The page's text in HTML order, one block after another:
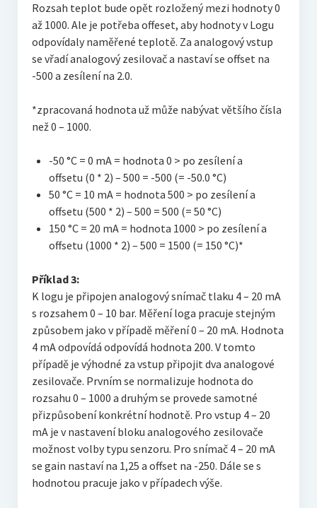
Rozsah teplot bude opět rozložený mezi hodnoty 0
až 1000. Ale je potřeba offeset, aby hodnoty v Logu
odpovídaly naměřené teplotě. Za analogový vstup
se vřadí analogový zesilovač a nastaví se offset na
-500 a zesílení na 2.0.
*zpracovaná hodnota už může nabývat většího čísla
než 0 – 1000.
-50 °C = 0 mA = hodnota 0 > po zesílení a
offsetu (0 * 2) – 500 = -500 (= -50.0 °C)
50 °C = 10 mA = hodnota 500 > po zesílení a
offsetu (500 * 2) – 500 = 500 (= 50 °C)
150 °C = 20 mA = hodnota 1000 > po zesílení a
offsetu (1000 * 2) – 500 = 1500 (= 150 °C)*
Příklad 3:
K logu je připojen analogový snímač tlaku 4 – 20 mA
s rozsahem 0 – 10 bar. Měření loga pracuje stejným
způsobem jako v případě měření 0 – 20 mA. Hodnota
4 mA odpovídá odpovídá hodnota 200. V tomto
případě je výhodné za vstup připojit dva analogové
zesilovače. Prvním se normalizuje hodnota do
rozsahu 0 – 1000 a druhým se provede samotné
přizpůsobení konkrétní hodnotě. Pro vstup 4 – 20
mA je v nastavení bloku analogového zesilovače
možnost volby typu senzoru. Pro snímač 4 – 20 mA
se gain nastaví na 1,25 a offset na -250. Dále se s
hodnotou pracuje jako v případech výše.